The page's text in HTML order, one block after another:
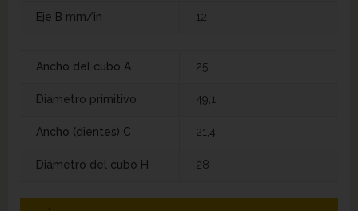
Eje B mm/in 12
Ancho del cubo A 25
Diámetro primitivo 49,1
Ancho (dientes) C 21,4
Diámetro del cubo H 28